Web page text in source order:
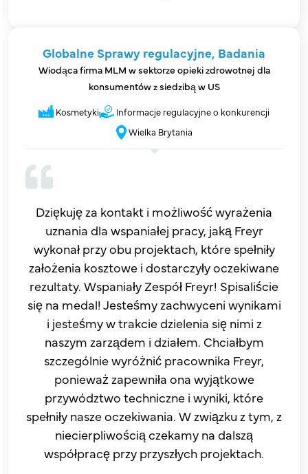
Globalne Sprawy regulacyjne, Badania
Wiodąca firma MLM w sektorze opieki zdrowotnej dla
konsumentów z siedzibą w US
Kosmetyki
Informacje regulacyjne o konkurencji
Wielka Brytania
Dziękuję za kontakt i możliwość wyrażenia
uznania dla wspaniałej pracy, jaką Freyr
wykonał przy obu projektach, które spełniły
założenia kosztowe i dostarczyły oczekiwane
rezultaty. Wspaniały Zespół Freyr! Spisaliście
się na medal! Jesteśmy zachwyceni wynikami
i jesteśmy w trakcie dzielenia się nimi z
naszym zarządem i działem. Chciałbym
szczególnie wyróżnić pracownika Freyr,
ponieważ zapewniła ona wyjątkowe
przywództwo techniczne i wyniki, które
spełniły nasze oczekiwania. W związku z tym, z
niecierpliwością czekamy na dalszą
współpracę przy przyszłych projektach.